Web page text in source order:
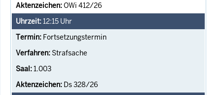
OWi 412/26
12:15 Uhr
Fortsetzungstermin
Strafsache
1.003
Ds 328/26